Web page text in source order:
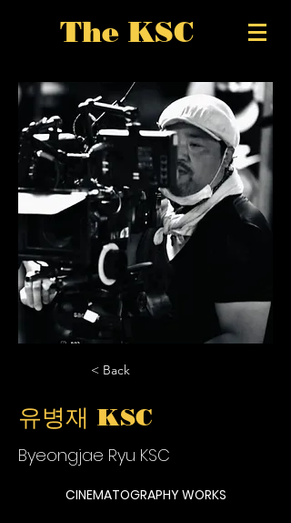
The KSC
< Back
유병재 KSC
Byeongjae Ryu KSC
CINEMATOGRAPHY WORKS